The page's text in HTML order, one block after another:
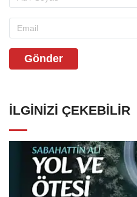
Gönder
İLGINIZI ÇEKEBILIR